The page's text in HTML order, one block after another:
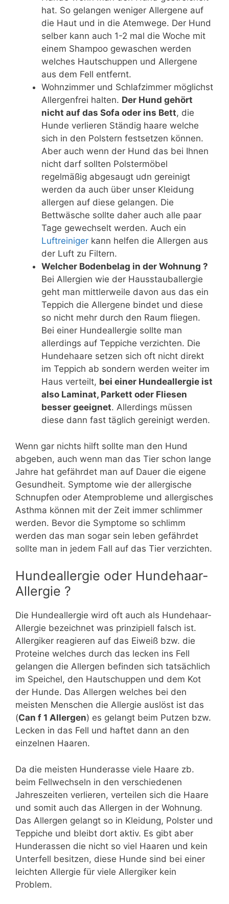
hat. So gelangen weniger Allergene auf
die Haut und in die Atemwege. Der Hund
selber kann auch 1-2 mal die Woche mit
einem Shampoo gewaschen werden
welches Hautschuppen und Allergene
aus dem Fell entfernt.
Wohnzimmer und Schlafzimmer möglichst
Allergenfrei halten. Der Hund gehört
nicht auf das Sofa oder ins Bett, die
Hunde verlieren Ständig haare welche
sich in den Polstern festsetzen können.
Aber auch wenn der Hund das bei Ihnen
nicht darf sollten Polstermöbel
regelmäßig abgesaugt udn gereinigt
werden da auch über unser Kleidung
allergen auf diese gelangen. Die
Bettwäsche sollte daher auch alle paar
Tage gewechselt werden. Auch ein
Luftreiniger kann helfen die Allergen aus
der Luft zu Filtern.
Welcher Bodenbelag in der Wohnung ?
Bei Allergien wie der Hausstauballergie
geht man mittlerweile davon aus das ein
Teppich die Allergene bindet und diese
so nicht mehr durch den Raum fliegen.
Bei einer Hundeallergie sollte man
allerdings auf Teppiche verzichten. Die
Hundehaare setzen sich oft nicht direkt
im Teppich ab sondern werden weiter im
Haus verteilt, bei einer Hundeallergie ist
also Laminat, Parkett oder Fliesen
besser geeignet. Allerdings müssen
diese dann fast täglich gereinigt werden.
Wenn gar nichts hilft sollte man den Hund
abgeben, auch wenn man das Tier schon lange
Jahre hat gefährdet man auf Dauer die eigene
Gesundheit. Symptome wie der allergische
Schnupfen oder Atemprobleme und allergisches
Asthma können mit der Zeit immer schlimmer
werden. Bevor die Symptome so schlimm
werden das man sogar sein leben gefährdet
sollte man in jedem Fall auf das Tier verzichten.
Hundeallergie oder Hundehaar-
Allergie ?
Die Hundeallergie wird oft auch als Hundehaar-
Allergie bezeichnet was prinzipiell falsch ist.
Allergiker reagieren auf das Eiweiß bzw. die
Proteine welches durch das lecken ins Fell
gelangen die Allergen befinden sich tatsächlich
im Speichel, den Hautschuppen und dem Kot
der Hunde. Das Allergen welches bei den
meisten Menschen die Allergie auslöst ist das
(Can f 1 Allergen) es gelangt beim Putzen bzw.
Lecken in das Fell und haftet dann an den
einzelnen Haaren.
Da die meisten Hunderasse viele Haare zb.
beim Fellwechseln in den verschiedenen
Jahreszeiten verlieren, verteilen sich die Haare
und somit auch das Allergen in der Wohnung.
Das Allergen gelangt so in Kleidung, Polster und
Teppiche und bleibt dort aktiv. Es gibt aber
Hunderassen die nicht so viel Haaren und kein
Unterfell besitzen, diese Hunde sind bei einer
leichten Allergie für viele Allergiker kein
Problem.